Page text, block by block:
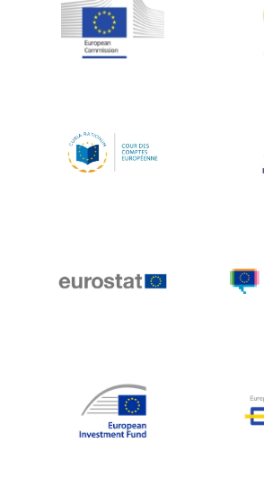
Jean-Louis Schiltz
Jean-Victor Louis
Johnny Åkerholm
Katharien L.C. Hunt
Klaus-Heiner Lehne
Koen LENAERTS
Lars Heikensten